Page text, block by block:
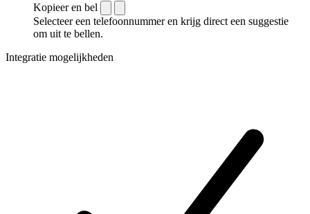
Kopieer en bel
Selecteer een telefoonnummer en krijg direct een suggestie
om uit te bellen.
Integratie mogelijkheden